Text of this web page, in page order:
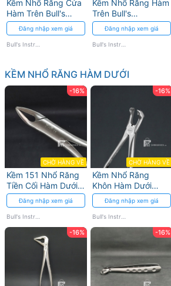
Kềm Nhổ Răng Cửa
Hàm Trên Bull's
Instrumed - Chất
Liệu Thép Không Gỉ
Đăng nhập xem giá
Bull's Instrumed
Kềm Nhổ Răng Hàm
Trên Bull's
Instrumed - Độ
Chính Xác Cao
Đăng nhập xem giá
Bull's Instrumed
KỀM NHỔ RĂNG HÀM DƯỚI
-16%
CHỜ HÀNG VỀ
Kềm 151 Nhổ Răng
Tiền Cối Hàm Dưới
Bull's Instrumed
Đăng nhập xem giá
-16%
CHỜ HÀNG VỀ
Kềm Nhổ Răng
Khôn Hàm Dưới
Bull's Instrumed
Thép Không Gỉ
Đăng nhập xem giá
Bull's Instrumed
-16% -16%